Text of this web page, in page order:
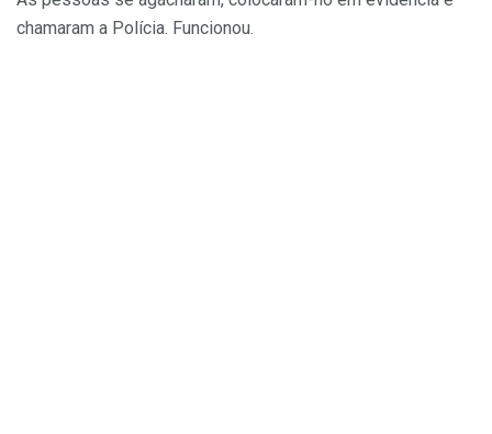
chamaram a Polícia. Funcionou.